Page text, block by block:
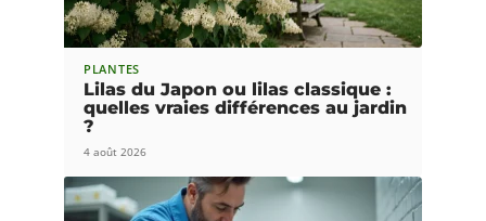
PLANTES
Lilas du Japon ou lilas classique :
quelles vraies différences au jardin
?
4 août 2026